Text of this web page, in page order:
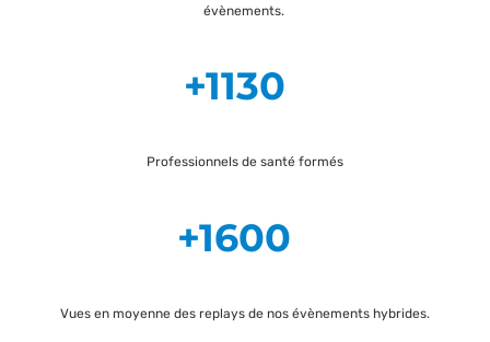
évènements.
+1130
Professionnels de santé formés
+1600
Vues en moyenne des replays de nos évènements hybrides.